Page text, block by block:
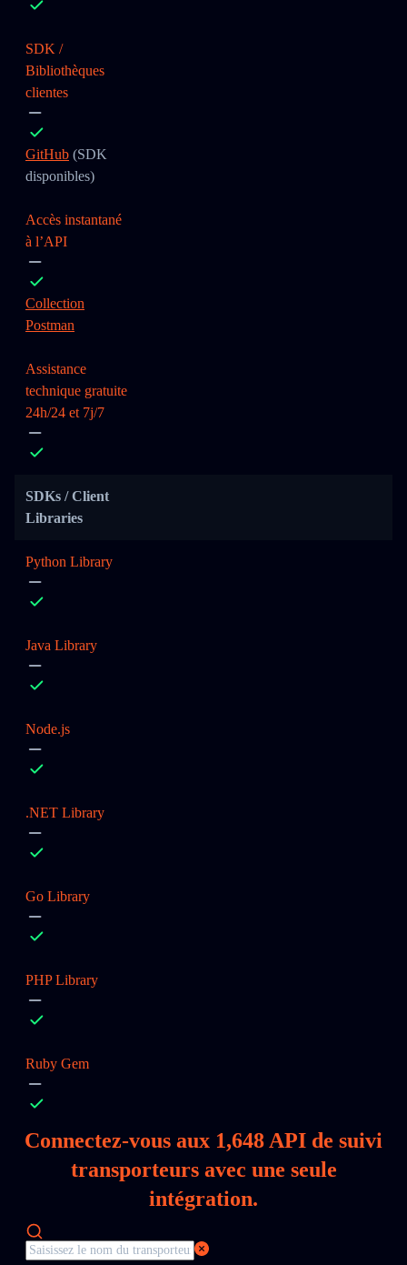
SDK /
Bibliothèques
clientes
GitHub (SDK
disponibles)
Accès instantané
à l’API
Collection
Postman
Assistance
technique gratuite
24h/24 et 7j/7
SDKs / Client
Libraries
Python Library
Java Library
Node.js
.NET Library
Go Library
PHP Library
Ruby Gem
Connectez‑vous aux 1,648 API de suivi
transporteurs avec une seule
intégration.